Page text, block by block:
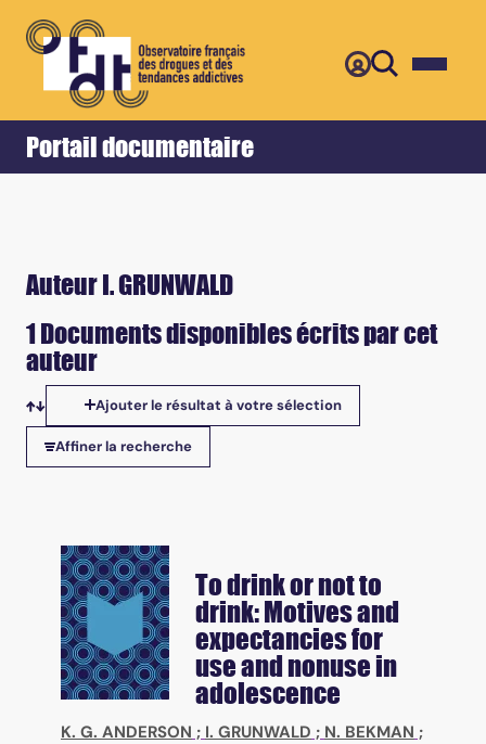
Portail documentaire
Accueil Retour
Auteur I. GRUNWALD
1 Documents disponibles écrits par cet
auteur
Tris disponibles
Ajouter le résultat à votre sélection
Affiner la recherche
To drink or not to
drink: Motives and
expectancies for
use and nonuse in
adolescence
K. G. ANDERSON ; I. GRUNWALD ; N. BEKMAN ;